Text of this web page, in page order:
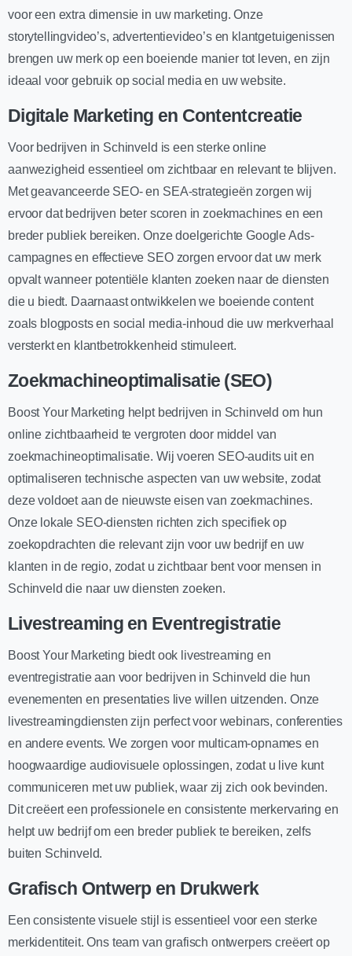
voor een extra dimensie in uw marketing. Onze
storytellingvideo’s, advertentievideo’s en klantgetuigenissen
brengen uw merk op een boeiende manier tot leven, en zijn
ideaal voor gebruik op social media en uw website.
Digitale Marketing en Contentcreatie
Voor bedrijven in Schinveld is een sterke online
aanwezigheid essentieel om zichtbaar en relevant te blijven.
Met geavanceerde SEO- en SEA-strategieën zorgen wij
ervoor dat bedrijven beter scoren in zoekmachines en een
breder publiek bereiken. Onze doelgerichte Google Ads-
campagnes en effectieve SEO zorgen ervoor dat uw merk
opvalt wanneer potentiële klanten zoeken naar de diensten
die u biedt. Daarnaast ontwikkelen we boeiende content
zoals blogposts en social media-inhoud die uw merkverhaal
versterkt en klantbetrokkenheid stimuleert.
Zoekmachineoptimalisatie (SEO)
Boost Your Marketing helpt bedrijven in Schinveld om hun
online zichtbaarheid te vergroten door middel van
zoekmachineoptimalisatie. Wij voeren SEO-audits uit en
optimaliseren technische aspecten van uw website, zodat
deze voldoet aan de nieuwste eisen van zoekmachines.
Onze lokale SEO-diensten richten zich specifiek op
zoekopdrachten die relevant zijn voor uw bedrijf en uw
klanten in de regio, zodat u zichtbaar bent voor mensen in
Schinveld die naar uw diensten zoeken.
Livestreaming en Eventregistratie
Boost Your Marketing biedt ook livestreaming en
eventregistratie aan voor bedrijven in Schinveld die hun
evenementen en presentaties live willen uitzenden. Onze
livestreamingdiensten zijn perfect voor webinars, conferenties
en andere events. We zorgen voor multicam-opnames en
hoogwaardige audiovisuele oplossingen, zodat u live kunt
communiceren met uw publiek, waar zij zich ook bevinden.
Dit creëert een professionele en consistente merkervaring en
helpt uw bedrijf om een breder publiek te bereiken, zelfs
buiten Schinveld.
Grafisch Ontwerp en Drukwerk
Een consistente visuele stijl is essentieel voor een sterke
merkidentiteit. Ons team van grafisch ontwerpers creëert op